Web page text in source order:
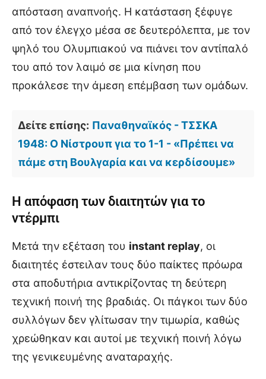
απόσταση αναπνοής. Η κατάσταση ξέφυγε
από τον έλεγχο μέσα σε δευτερόλεπτα, με τον
ψηλό του Ολυμπιακού να πιάνει τον αντίπαλό
του από τον λαιμό σε μια κίνηση που
προκάλεσε την άμεση επέμβαση των ομάδων.
Δείτε επίσης: Παναθηναϊκός - ΤΣΣΚΑ
1948: Ο Νίστρουπ για το 1-1 - «Πρέπει να
πάμε στη Βουλγαρία και να κερδίσουμε»
Η απόφαση των διαιτητών για το
ντέρμπι
Μετά την εξέταση του instant replay, οι
διαιτητές έστειλαν τους δύο παίκτες πρόωρα
στα αποδυτήρια αντικρίζοντας τη δεύτερη
τεχνική ποινή της βραδιάς. Οι πάγκοι των δύο
συλλόγων δεν γλίτωσαν την τιμωρία, καθώς
χρεώθηκαν και αυτοί με τεχνική ποινή λόγω
της γενικευμένης αναταραχής.